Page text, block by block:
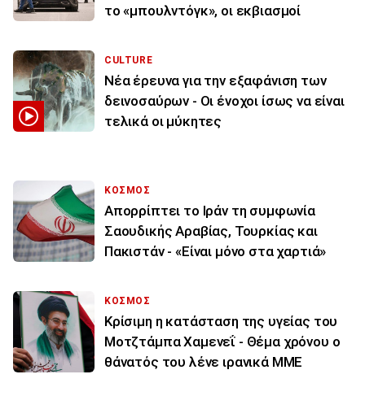
το «μπουλντόγκ», οι εκβιασμοί
CULTURE
Νέα έρευνα για την εξαφάνιση των
δεινοσαύρων - Οι ένοχοι ίσως να είναι
τελικά οι μύκητες
ΚΟΣΜΟΣ
Απορρίπτει το Ιράν τη συμφωνία
Σαουδικής Αραβίας, Τουρκίας και
Πακιστάν - «Είναι μόνο στα χαρτιά»
ΚΟΣΜΟΣ
Κρίσιμη η κατάσταση της υγείας του
Μοτζτάμπα Χαμενεΐ - Θέμα χρόνου ο
θάνατός του λένε ιρανικά ΜΜΕ